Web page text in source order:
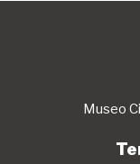
Museo